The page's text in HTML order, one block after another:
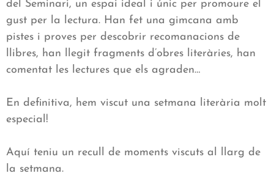
del Seminari, un espai ideal i únic per promoure el
gust per la lectura. Han fet una gimcana amb
pistes i proves per descobrir recomanacions de
llibres, han llegit fragments d’obres literàries, han
comentat les lectures que els agraden…
En definitiva, hem viscut una setmana literària molt
especial!
Aquí teniu un recull de moments viscuts al llarg de
la setmana.